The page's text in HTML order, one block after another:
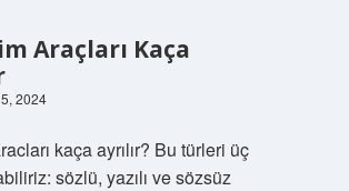
Araçları Kaça
2024
kaça ayrılır? Bu türleri üç
sözlü, yazılı ve sözsüz